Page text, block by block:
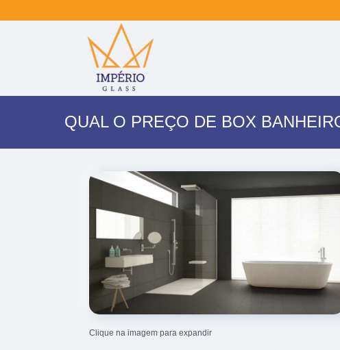
QUAL O PREÇO DE BOX
Clique na imagem para expandir